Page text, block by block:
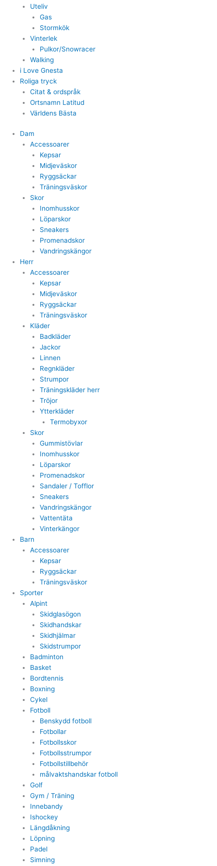
Uteliv
Gas
Stormkök
Vinterlek
Pulkor/Snowracer
Walking
i Love Gnesta
Roliga tryck
Citat & ordspråk
Ortsnamn Latitud
Världens Bästa
Dam
Accessoarer
Kepsar
Midjeväskor
Ryggsäckar
Träningsväskor
Skor
Inomhusskor
Löparskor
Sneakers
Promenadskor
Vandringskängor
Herr
Accessoarer
Kepsar
Midjeväskor
Ryggsäckar
Träningsväskor
Kläder
Badkläder
Jackor
Linnen
Regnkläder
Strumpor
Träningskläder herr
Tröjor
Ytterkläder
Termobyxor
Skor
Gummistövlar
Inomhusskor
Löparskor
Promenadskor
Sandaler / Tofflor
Sneakers
Vandringskängor
Vattentäta
Vinterkängor
Barn
Accessoarer
Kepsar
Ryggsäckar
Träningsväskor
Sporter
Alpint
Skidglasögon
Skidhandskar
Skidhjälmar
Skidstrumpor
Badminton
Basket
Bordtennis
Boxning
Cykel
Fotboll
Benskydd fotboll
Fotbollar
Fotbollsskor
Fotbollsstrumpor
Fotbollstillbehör
målvaktshandskar fotboll
Golf
Gym / Träning
Innebandy
Ishockey
Längdåkning
Löpning
Padel
Simning